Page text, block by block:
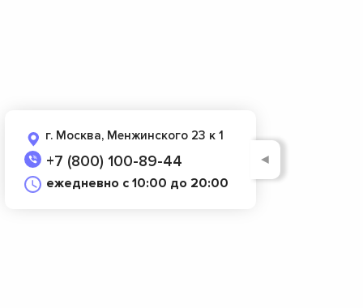
г. Москва, Менжинского 23 к 1
+7 (800) 100-89-44
ежедневно с 10:00 до 20:00
◄